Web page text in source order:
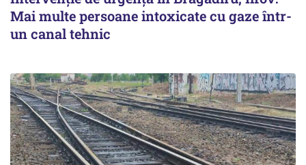
Mai multe persoane intoxicate cu gaze într-
un canal tehnic